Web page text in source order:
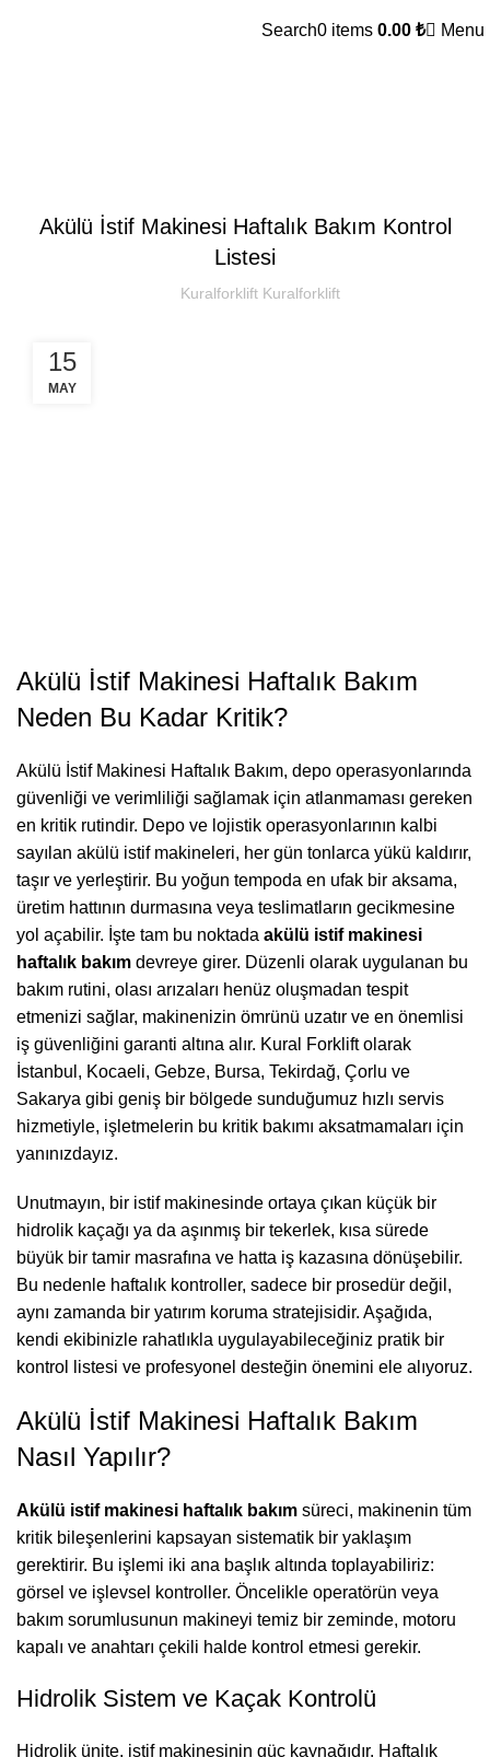
Search0 items 0.00 ₺ Menu
Akülü İstif Makinesi Haftalık Bakım Kontrol
Listesi
Kuralforklift Kuralforklift
15
MAY
Akülü İstif Makinesi Haftalık Bakım
Neden Bu Kadar Kritik?
Akülü İstif Makinesi Haftalık Bakım, depo operasyonlarında
güvenliği ve verimliliği sağlamak için atlanmaması gereken
en kritik rutindir. Depo ve lojistik operasyonlarının kalbi
sayılan akülü istif makineleri, her gün tonlarca yükü kaldırır,
taşır ve yerleştirir. Bu yoğun tempoda en ufak bir aksama,
üretim hattının durmasına veya teslimatların gecikmesine
yol açabilir. İşte tam bu noktada akülü istif makinesi
haftalık bakım devreye girer. Düzenli olarak uygulanan bu
bakım rutini, olası arızaları henüz oluşmadan tespit
etmenizi sağlar, makinenizin ömrünü uzatır ve en önemlisi
iş güvenliğini garanti altına alır. Kural Forklift olarak
İstanbul, Kocaeli, Gebze, Bursa, Tekirdağ, Çorlu ve
Sakarya gibi geniş bir bölgede sunduğumuz hızlı servis
hizmetiyle, işletmelerin bu kritik bakımı aksatmamaları için
yanınızdayız.
Unutmayın, bir istif makinesinde ortaya çıkan küçük bir
hidrolik kaçağı ya da aşınmış bir tekerlek, kısa sürede
büyük bir tamir masrafına ve hatta iş kazasına dönüşebilir.
Bu nedenle haftalık kontroller, sadece bir prosedür değil,
aynı zamanda bir yatırım koruma stratejisidir. Aşağıda,
kendi ekibinizle rahatlıkla uygulayabileceğiniz pratik bir
kontrol listesi ve profesyonel desteğin önemini ele alıyoruz.
Akülü İstif Makinesi Haftalık Bakım
Nasıl Yapılır?
Akülü istif makinesi haftalık bakım süreci, makinenin tüm
kritik bileşenlerini kapsayan sistematik bir yaklaşım
gerektirir. Bu işlemi iki ana başlık altında toplayabiliriz:
görsel ve işlevsel kontroller. Öncelikle operatörün veya
bakım sorumlusunun makineyi temiz bir zeminde, motoru
kapalı ve anahtarı çekili halde kontrol etmesi gerekir.
Hidrolik Sistem ve Kaçak Kontrolü
Hidrolik ünite, istif makinesinin güç kaynağıdır. Haftalık